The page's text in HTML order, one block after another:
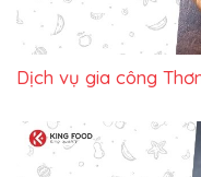
Dịch vụ gia công